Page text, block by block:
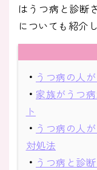
はうつ病と診断
についても紹介
・ うつ病の人
・ 家族がうつ
ト
・ うつ病の人
対処法
・ うつ病と診